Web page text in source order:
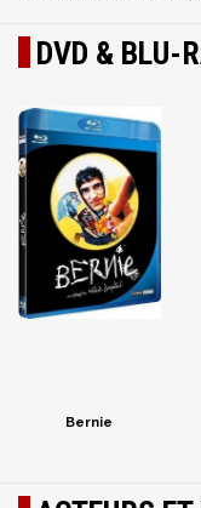
DVD & BLU-
Bernie